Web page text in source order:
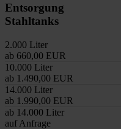
Entsorgung
Stahltanks
2.000 Liter
ab 660,00 EUR
10.000 Liter
ab 1.490,00 EUR
14.000 Liter
ab 1.990,00 EUR
ab 14.000 Liter
auf Anfrage